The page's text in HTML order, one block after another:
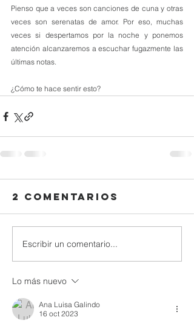
Pienso que a veces son canciones de cuna y otras
veces son serenatas de amor. Por eso, muchas
veces si despertamos por la noche y ponemos
atención alcanzaremos a escuchar fugazmente las
últimas notas.
¿Cómo te hace sentir esto?
2 comentarios
Escribir un comentario...
Lo más nuevo
Ana Luisa Galindo
16 oct 2023